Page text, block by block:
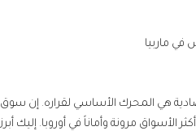
هي المحرك الأساسي لقراره. إن سوق
مرونة وأماناً في أوروبا. إليك أبرز